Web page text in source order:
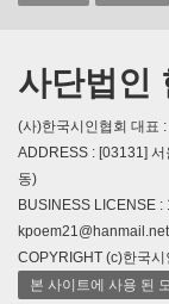
사단법인
(사)한국시인협회 대표
ADDRESS : [03131]
동)
BUSINESS LICENSE
kpoem21@hanmail.net
COPYRIGHT (c)한국
본 사이트에 사용 된